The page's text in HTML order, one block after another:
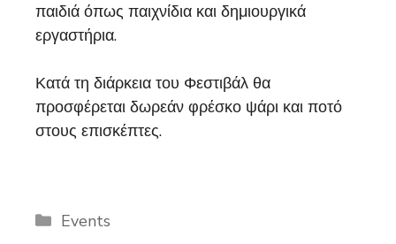
παιδιά όπως παιχνίδια και δημιουργικά
εργαστήρια.
Κατά τη διάρκεια του Φεστιβάλ θα
προσφέρεται δωρεάν φρέσκο ψάρι και ποτό
στους επισκέπτες.
Categories
Events